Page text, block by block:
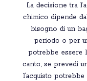
La decisione tra
chimico dipende
bisogno di un
periodo o per
potrebbe essere
canto, se prevedi
l’acquisto